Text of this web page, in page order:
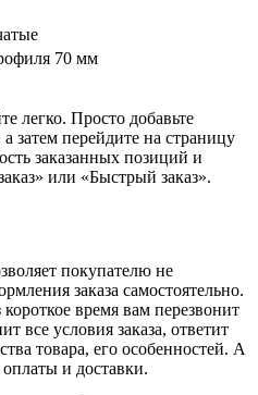
70 мм
легко. Просто добавьте
затем перейдите на страницу
заказанных позиций и
или «Быстрый заказ».
покупателю не
заказа самостоятельно.
время вам перезвонит
все условия заказа, ответит
товара, его особенностей. А
и доставки.